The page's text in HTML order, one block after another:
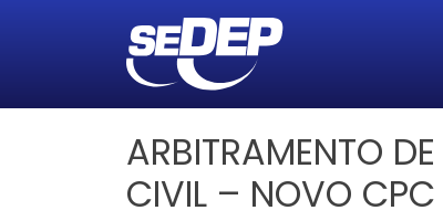
ARBITRAMENTO
CIVIL – NOVO CPC